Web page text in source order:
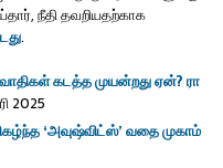
நீதி தவறியதற்காக
.
கடத்த முயன்றது ஏன்? ரா
2025
‘அவுஷ்விட்ஸ்’ வதை முகாம்